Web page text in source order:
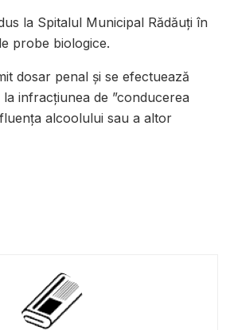
la Spitalul Municipal Rădăuți în
probe biologice.
dosar penal și se efectuează
infracțiunea de ”conducerea
alcoolului sau a altor